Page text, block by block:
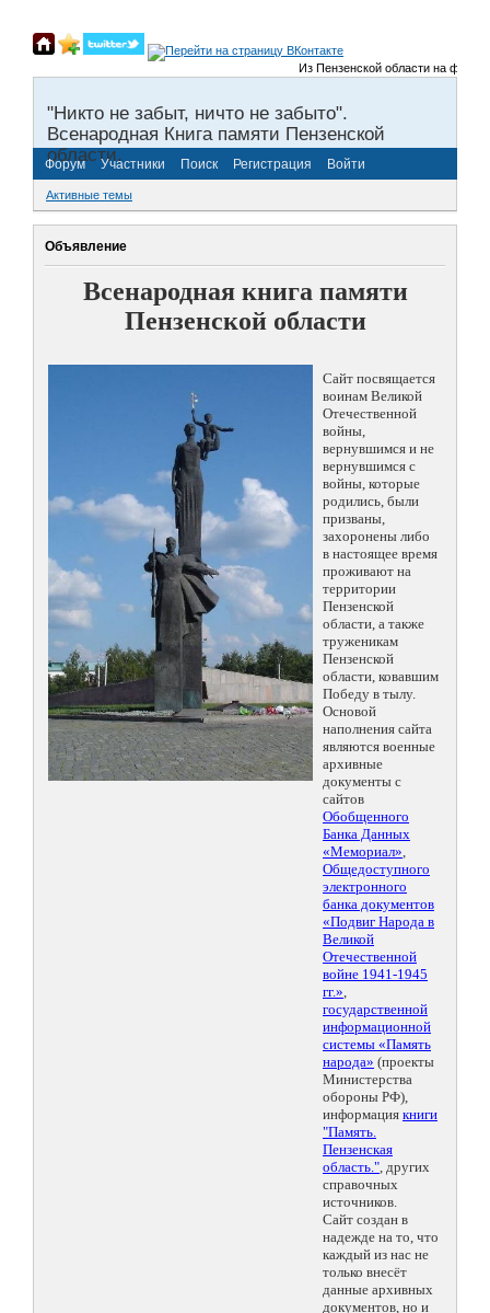
Из Пензенской области на
"Никто не забыт, ничто не забыто".
Всенародная Книга памяти Пензенской
области.
Форум Участники Поиск Регистрация Войти
Активные темы
Объявление
Всенародная книга памяти
Пензенской области
Сайт посвящается
воинам Великой
Отечественной
войны,
вернувшимся и не
вернувшимся с
войны, которые
родились, были
призваны,
захоронены либо
в настоящее время
проживают на
территории
Пензенской
области, а также
труженикам
Пензенской
области, ковавшим
Победу в тылу.
Основой
наполнения сайта
являются военные
архивные
документы с
сайтов
Обобщенного
Банка Данных
«Мемориал»,
Общедоступного
электронного
банка документов
«Подвиг Народа в
Великой
Отечественной
войне 1941-1945
гг.»,
государственной
информационной
системы «Память
народа» (проекты
Министерства
обороны РФ),
информация книги
"Память.
Пензенская
область.", других
справочных
источников.
Сайт создан в
надежде на то, что
каждый из нас не
только внесёт
данные архивных
документов, но и